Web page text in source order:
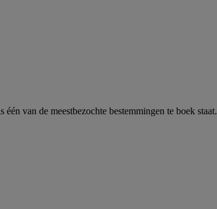
van de meestbezochte bestemmingen te boek staat.